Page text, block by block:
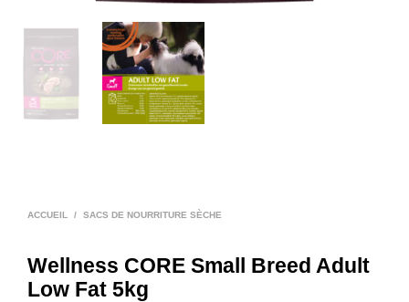
ACCUEIL / SACS DE NOURRITURE SÈCHE
Wellness CORE Small Breed Adult
Low Fat 5kg